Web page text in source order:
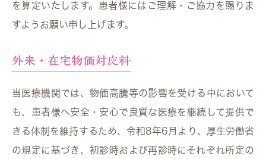
を算定いたします。患者様にはご理解・ご協力を賜りま
すようお願い申し上げます。
外来・在宅物価対応料
当医療機関では、物価高騰等の影響を受ける中において
も、患者様へ安全・安心で良質な医療を継続して提供で
きる体制を維持するため、令和8年6月より、厚生労働省
の規定に基づき、初診時および再診時にそれぞれ所定の